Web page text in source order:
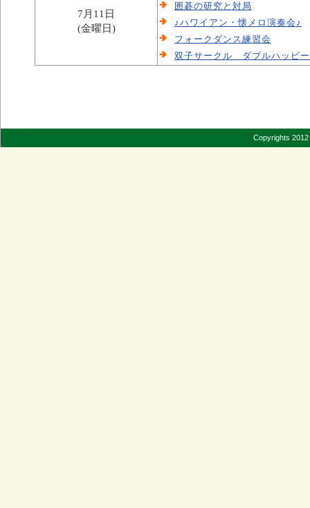
7月11日
(金曜日)
囲碁の研究と対局
♪ハワイアン・懐メロ演奏会♪
フォークダンス練習会
双子サークル ダブルハッピー
Copyrights